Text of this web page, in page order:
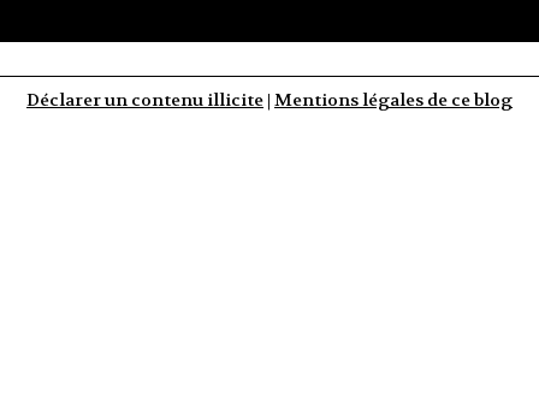
Déclarer un contenu illicite | Mentions légales de ce blog